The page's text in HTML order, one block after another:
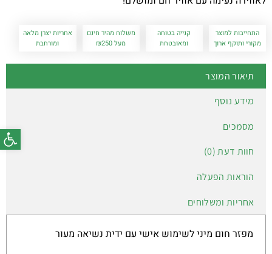
התחייבות למוצר
מקורי ותוקף ארוך
קנייה בטוחה
ומאובטחת
משלוח מהיר חינם
מעל ₪250
אחריות יצרן מלאה
ומורחבת
תיאור המוצר
מידע נוסף
מסמכים
חוות דעת (0)
הוראות הפעלה
אחריות ומשלוחים
מפזר חום מיני לשימוש אישי עם ידית נשיאה מעור
פתח